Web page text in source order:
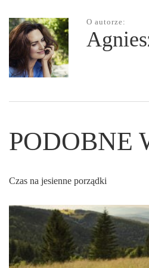
O autorze:
PODOBNE
Czas na jesienne porządki